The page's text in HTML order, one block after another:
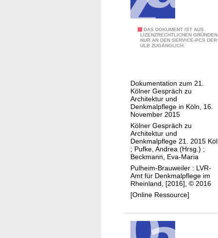
K
o
DAS DOKUMENT IST AUS
LIZENZRECHTLICHEN GRÜNDEN
NUR AN DEN SERVICE-PCS DER
ULB ZUGÄNGLICH.
u
m
e
n
t
e
u
n
d
W
e
k
Dokumentation zum 21.
Kölner Gespräch zu
Architektur und
Denkmalpflege in Köln, 16.
November 2015
Kölner Gespräch zu
Architektur und
Denkmalpflege 21. 2015
; Pufke, Andrea (Hrsg.) ;
Beckmann, Eva-Maria
Pulheim-Brauweiler : LVR-
Amt für Denkmalpflege im
Rheinland, [2016], © 2016
[Online Ressource]